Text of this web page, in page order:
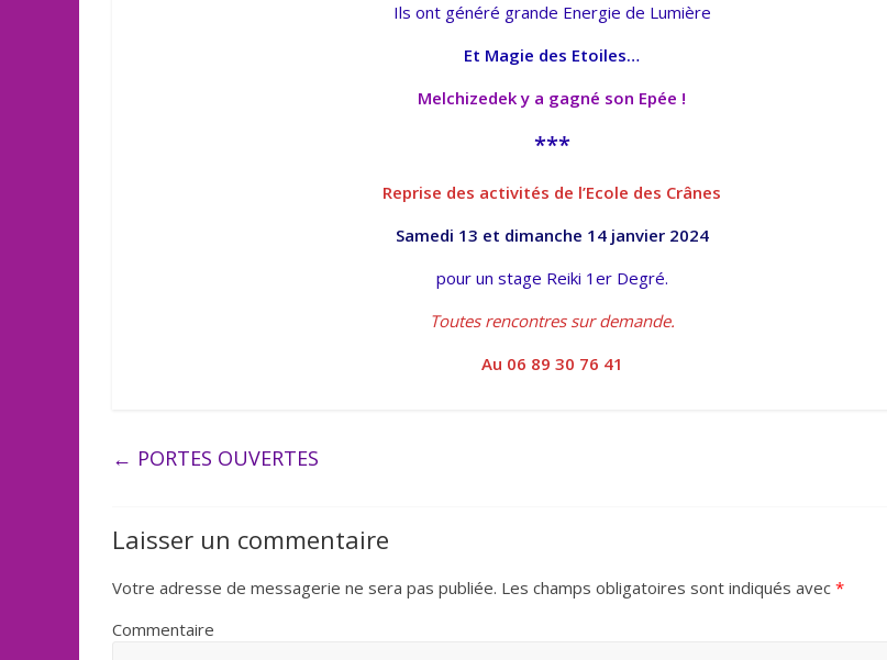
Ils ont généré grande Energie de Lumière
Et Magie des Etoiles…
Melchizedek y a gagné son Epée !
***
Reprise des activités de l’Ecole des Crânes
Samedi 13 et dimanche 14 janvier 2024
pour un stage Reiki 1er Degré.
Toutes rencontres sur demande.
Au 06 89 30 76 41
← PORTES OUVERTES
Laisser un commentaire
Votre adresse de messagerie ne sera pas publiée. Les champs obligatoires sont indiqués avec *
Commentaire